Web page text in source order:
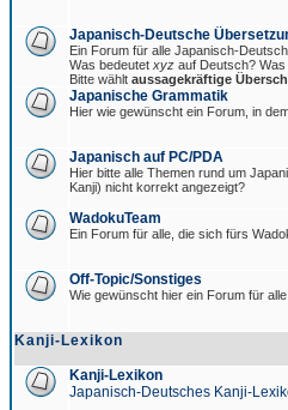
Japanisch-Deutsche
Ein Forum für alle Japanisch-
Was bedeutet xyz auf Deutsch?
Bitte wählt aussagekräftige
Japanische Grammatik
Hier wie gewünscht ein Forum, in
Japanisch auf PC/PDA
Hier bitte alle Themen rund um
Kanji) nicht korrekt angezeigt?
WadokuTeam
Ein Forum für alle, die sich fürs
Off-Topic/Sonstiges
Wie gewünscht hier ein Forum für
Kanji-Lexikon
Kanji-Lexikon
Japanisch-Deutsches Kanji-